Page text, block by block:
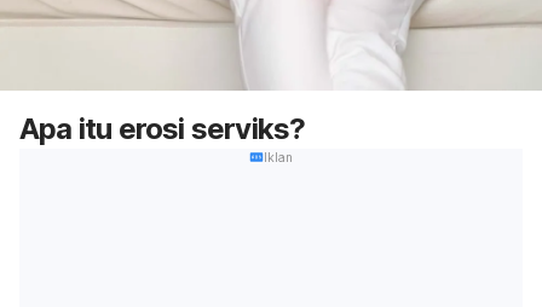
Apa itu erosi serviks?
Iklan